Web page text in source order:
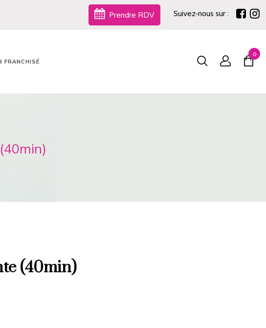
Prendre RDV Suivez-nous sur :
FRANCHISÉ
0
(40min)